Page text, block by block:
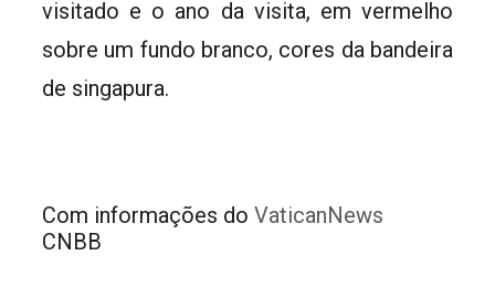
visitado e o ano da visita, em vermelho
sobre um fundo branco, cores da bandeira
de singapura.
Com informações do VaticanNews
CNBB